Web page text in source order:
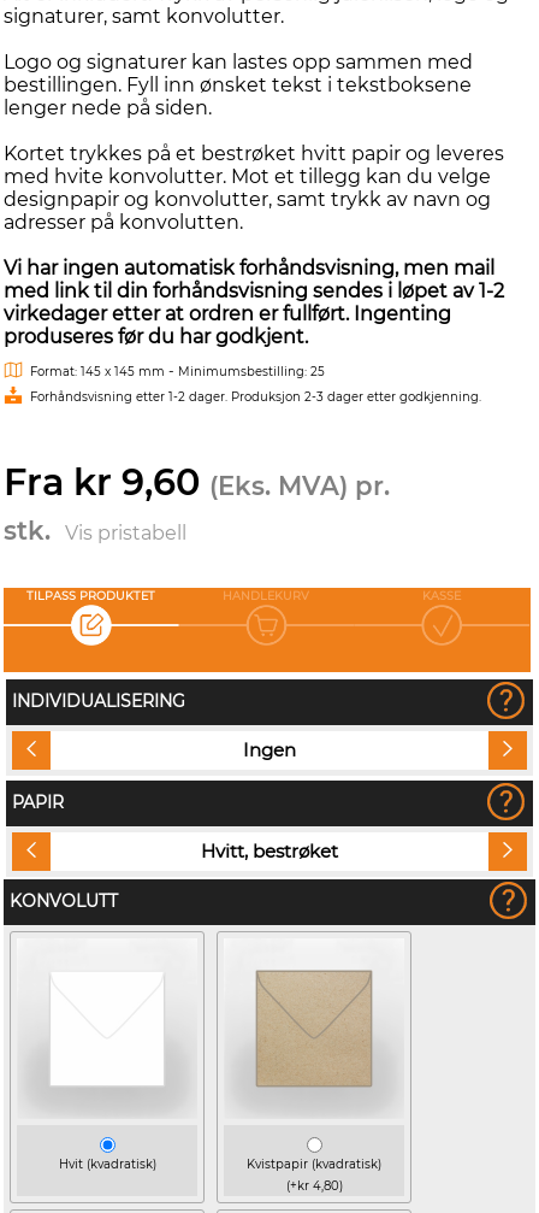
signaturer, samt konvolutter.
Logo og signaturer kan lastes opp sammen med
bestillingen. Fyll inn ønsket tekst i tekstboksene
lenger nede på siden.
Kortet trykkes på et bestrøket hvitt papir og leveres
med hvite konvolutter. Mot et tillegg kan du velge
designpapir og konvolutter, samt trykk av navn og
adresser på konvolutten.
Vi har ingen automatisk forhåndsvisning, men mail
med link til din forhåndsvisning sendes i løpet av 1-2
virkedager etter at ordren er fullført. Ingenting
produseres før du har godkjent.
Format: 145 x 145 mm - Minimumsbestilling: 25
Forhåndsvisning etter 1-2 dager. Produksjon 2-3 dager etter godkjenning.
Fra kr 9,60 (Eks. MVA) pr.
stk.
Vis pristabell
TILPASS PRODUKTET HANDLEKURV KASSE
INDIVIDUALISERING
Ingen
PAPIR
Hvitt, bestrøket
KONVOLUTT
Hvit (kvadratisk)
Kvistpapir (kvadratisk)
(+kr 4,80)